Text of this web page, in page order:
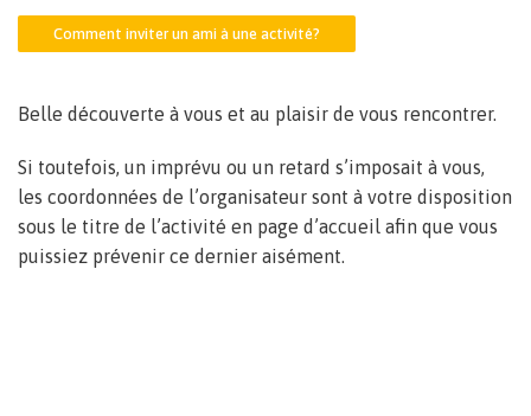
Comment inviter un ami à une activité?
Belle découverte à vous et au plaisir de vous rencontrer.
Si toutefois, un imprévu ou un retard s’imposait à vous,
les coordonnées de l’organisateur sont à votre disposition
sous le titre de l’activité en page d’accueil afin que vous
puissiez prévenir ce dernier aisément.